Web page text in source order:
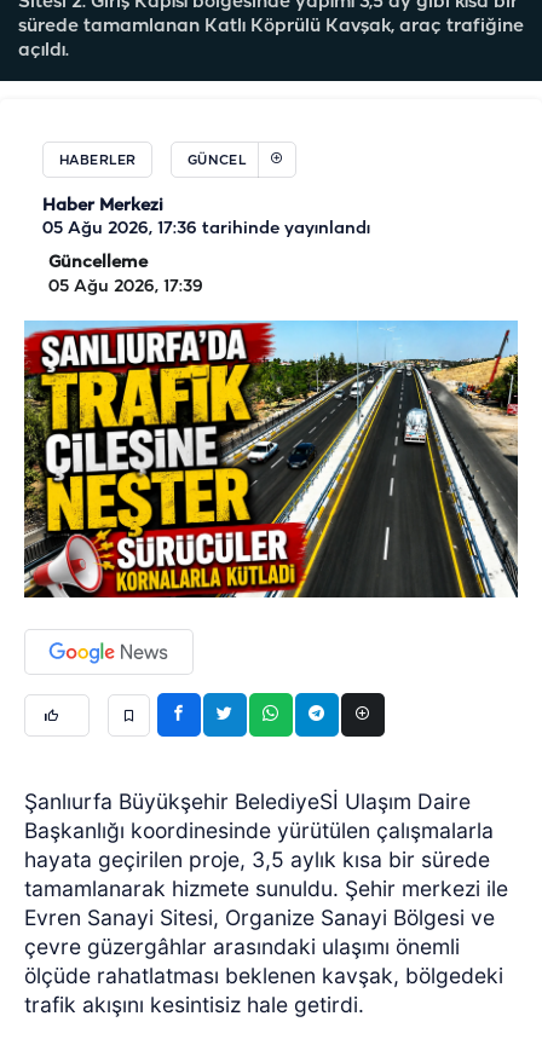
sürede tamamlanan Katlı Köprülü Kavşak, araç trafiğine
açıldı.
HABERLER GÜNCEL
Haber Merkezi
05 Ağu 2026, 17:36 tarihinde yayınlandı
Güncelleme
05 Ağu 2026, 17:39
Şanlıurfa Büyükşehir BelediyeSİ Ulaşım Daire
Başkanlığı koordinesinde yürütülen çalışmalarla
hayata geçirilen proje, 3,5 aylık kısa bir sürede
tamamlanarak hizmete sunuldu. Şehir merkezi ile
Evren Sanayi Sitesi, Organize Sanayi Bölgesi ve
çevre güzergâhlar arasındaki ulaşımı önemli
ölçüde rahatlatması beklenen kavşak, bölgedeki
trafik akışını kesintisiz hale getirdi.